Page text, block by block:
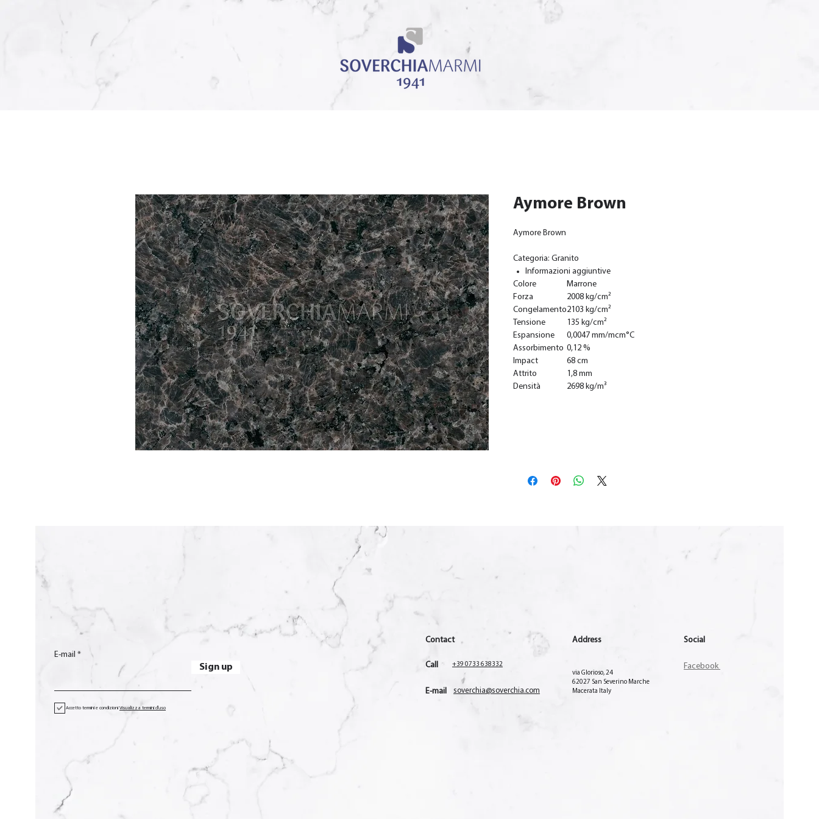
Aymore Brown
Aymore Brown
Categoria: Granito
Informazioni aggiuntive
Colore
Marrone
Forza
2008 kg/cm²
Congelamento2103 kg/cm²
Tensione
135 kg/cm²
Espansione
0,0047 mm/mcm°C
Assorbimento 0,12 %
Impact
68 cm
Attrito
1,8 mm
Densità
2698 kg/m³
E-mail
Sign up
Accetto termini e condizioni Visualizza termini d'uso
Contact
Call +39 0733 638332
E-mail soverchia@soverchia.com
Address
via Glorioso, 24
62027 San Severino Marche
Macerata Italy
Social
Facebook